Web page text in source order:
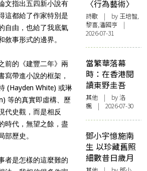
文指出五四新小說有
這都給了作家特別是
自由，也給了我底氣
敘事形式的邊界。
前的《建豐二年》兩
寫帶進小說的框架，
(Hayden White) 或琳
等的真實即虛構、歷
代史觀，而是相反
時代，無望之餘，盡
部歷史。
者是怎樣的這麼難的
〈行為藝術〉
詩歌 | by 王培智,
黎喜,潘國亨 |
2026-07-31
當繁華落幕
時：在香港閱
讀東野圭吾
其他 | by洛
楓 | 2026-07-30
鄧小宇憶施南
生 以珍藏舊照
細數昔日歲月